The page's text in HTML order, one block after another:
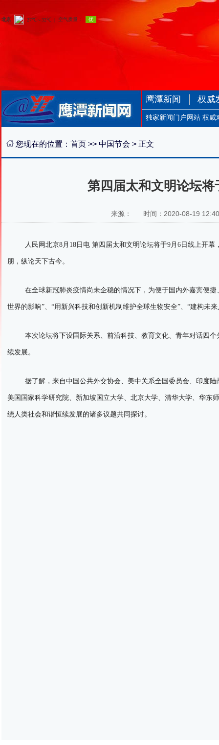
鹰潭新闻 权威
独家新闻门户网站 权威
您现在的位置： 首页 >> 中国节会 > 正文
第四届太和文明论坛
来源： 时间：2020-08-19
人民网北京8月18日电 第四届太和文明论坛将于9月6日线上开
朋，纵论天下古今。
在全球新冠肺炎疫情尚未企稳的情况下，为便于国内外嘉宾便
世界的影响”、“用新兴科技和创新机制维护全球生物安全”、“建构未
本次论坛将下设国际关系、前沿科技、教育文化、青年对话四
续发展。
据了解，来自中国公共外交协会、美中关系全国委员会、印度
美国国家科学研究院、新加坡国立大学、北京大学、清华大学、华东
绕人类社会和谐恒续发展的诸多议题共同探讨。